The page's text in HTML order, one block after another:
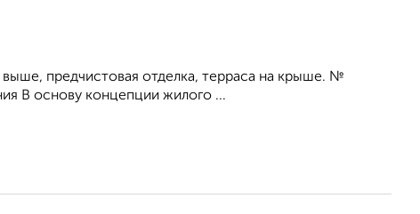
предчистовая отделка, терраса на крыше. №
В основу концепции жилого ...